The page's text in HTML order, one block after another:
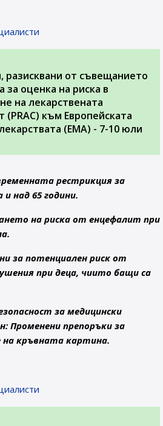
разисквани от съвещанието
за оценка на риска в
на лекарствената
(PRAC) към Европейската
(ЕМА) - 7-10 юли
рестрикция за
и над 65 години.
на риска от енцефалит при
за потенциален риск от
при деца, чиито бащи са
за медицински
Променени препоръки за
на кръвната картина.